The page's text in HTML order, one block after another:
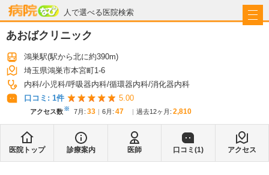
人で選べる医院検索
病院なび
あおばクリニック
鴻巣駅(駅から北に約390m)
埼玉県鴻巣市本宮町1-6
内科 小児科 呼吸器内科 循環器内科 消化器内科
口コミ: 1件 5.00
アクセス数※ 7月 : 33 6月 : 47 過去12ヶ月: 2,810
医院トップ 診療案内 医師 口コミ(1) アクセス